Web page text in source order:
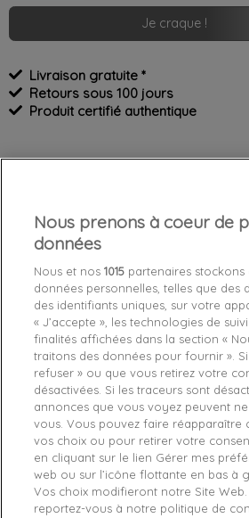
Je craque !
Livraison gratuite *
Retours sous 100 jours
Produit certifié authentique
Caractéristiques
Détails du produit Fabriquant
Référence FL7REEELE12-WHITE 38
Fiche technique
Couleur Blanc
Matière Synthétique
Style Basket basse
Conseil Taille Prenez votre taille
Genre Femme
Nous prenons à coeur de
données
Nous et nos1015 partenaires
données personnelles, telles que des
des identifiants uniques, sur votre
« J’accepte », les technologies de
finalités affichées dans la section «
traitons des données pour fournir ».
refuser » ou que vous retirez votre
désactivées. Si les traceurs sont
annonces que vous voyez peuvent
vous. Vous pouvez faire
vos choix ou pour retirer votre
en cliquant sur le lien Gérer mes
web ou sur l’icône flottante en bas à
Vos choix modifieront notre Site Web.
reportez-vous à notre politique de